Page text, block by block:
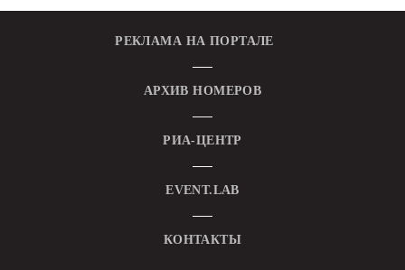
РЕКЛАМА НА ПОРТАЛЕ
АРХИВ НОМЕРОВ
РИА-ЦЕНТР
EVENT.LAB
КОНТАКТЫ